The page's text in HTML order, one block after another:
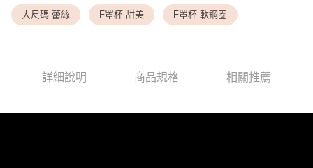
<無合作配送請勿選取>付款後萊爾富取貨
每筆NT$80，滿NT$1,500(含以上)免運費
大尺碼 蕾絲 F罩杯 甜美 F罩杯 軟鋼圈
詳細說明 商品規格 相關推薦